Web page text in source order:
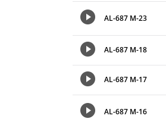
AL-687 M-23
AL-687 M-18
AL-687 M-17
AL-687 M-16